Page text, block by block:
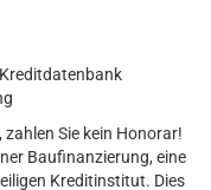
Sie kein Honorar!
Baufinanzierung, eine
Kreditinstitut. Dies